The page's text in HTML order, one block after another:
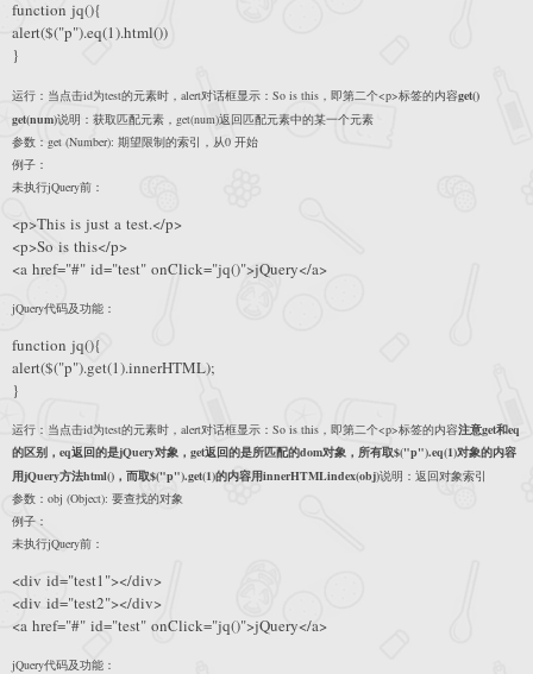
function jq(){
alert($("p").eq(1).html())
}
运行：当点击id为test的元素时，alert对话框显示：So is this，即第二个<p>标签的内容get()
get(num)说明：获取匹配元素，get(num)返回匹配元素中的某一个元素
参数：get (Number): 期望限制的索引，从0 开始
例子：
未执行jQuery前：
<p>This is just a test.</p>
<p>So is this</p>
<a href="#" id="test" onClick="jq()">jQuery</a>
jQuery代码及功能：
function jq(){
alert($("p").get(1).innerHTML);
}
运行：当点击id为test的元素时，alert对话框显示：So is this，即第二个<p>标签的内容注意get和eq
的区别，eq返回的是jQuery对象，get返回的是所匹配的dom对象，所有取$("p").eq(1)对象的内容
用jQuery方法html()，而取$("p").get(1)的内容用innerHTMLindex(obj)说明：返回对象索引
参数：obj (Object): 要查找的对象
例子：
未执行jQuery前：
<div id="test1"></div>
<div id="test2"></div>
<a href="#" id="test" onClick="jq()">jQuery</a>
jQuery代码及功能：